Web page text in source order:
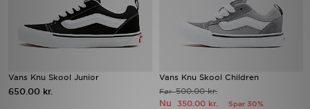
Vans Knu Skool Junior
650.00 kr.
Vans Knu Skool Children
Før500.00 kr.
Nu 350.00 kr. Spar 30%